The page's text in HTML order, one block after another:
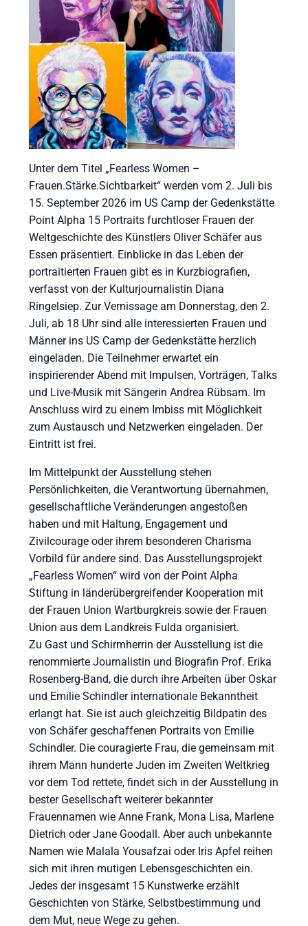
Unter dem Titel „Fearless Women –
Frauen.Stärke.Sichtbarkeit“ werden vom 2. Juli bis
15. September 2026 im US Camp der Gedenkstätte
Point Alpha 15 Portraits furchtloser Frauen der
Weltgeschichte des Künstlers Oliver Schäfer aus
Essen präsentiert. Einblicke in das Leben der
portraitierten Frauen gibt es in Kurzbiografien,
verfasst von der Kulturjournalistin Diana
Ringelsiep. Zur Vernissage am Donnerstag, den 2.
Juli, ab 18 Uhr sind alle interessierten Frauen und
Männer ins US Camp der Gedenkstätte herzlich
eingeladen. Die Teilnehmer erwartet ein
inspirierender Abend mit Impulsen, Vorträgen, Talks
und Live-Musik mit Sängerin Andrea Rübsam. Im
Anschluss wird zu einem Imbiss mit Möglichkeit
zum Austausch und Netzwerken eingeladen. Der
Eintritt ist frei.
Im Mittelpunkt der Ausstellung stehen
Persönlichkeiten, die Verantwortung übernahmen,
gesellschaftliche Veränderungen angestoßen
haben und mit Haltung, Engagement und
Zivilcourage oder ihrem besonderen Charisma
Vorbild für andere sind. Das Ausstellungsprojekt
„Fearless Women“ wird von der Point Alpha
Stiftung in länderübergreifender Kooperation mit
der Frauen Union Wartburgkreis sowie der Frauen
Union aus dem Landkreis Fulda organisiert.
Zu Gast und Schirmherrin der Ausstellung ist die
renommierte Journalistin und Biografin Prof. Erika
Rosenberg-Band, die durch ihre Arbeiten über Oskar
und Emilie Schindler internationale Bekanntheit
erlangt hat. Sie ist auch gleichzeitig Bildpatin des
von Schäfer geschaffenen Portraits von Emilie
Schindler. Die couragierte Frau, die gemeinsam mit
ihrem Mann hunderte Juden im Zweiten Weltkrieg
vor dem Tod rettete, findet sich in der Ausstellung in
bester Gesellschaft weiterer bekannter
Frauennamen wie Anne Frank, Mona Lisa, Marlene
Dietrich oder Jane Goodall. Aber auch unbekannte
Namen wie Malala Yousafzai oder Iris Apfel reihen
sich mit ihren mutigen Lebensgeschichten ein.
Jedes der insgesamt 15 Kunstwerke erzählt
Geschichten von Stärke, Selbstbestimmung und
dem Mut, neue Wege zu gehen.